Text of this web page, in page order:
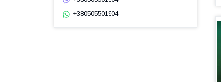
+380505501904